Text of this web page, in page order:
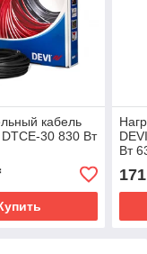
кабель
30 830 Вт
Вт